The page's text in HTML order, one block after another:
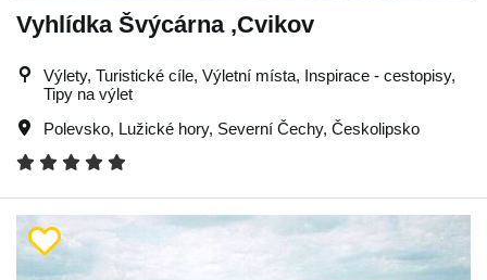
Vyhlídka Švýcárna ,Cvikov
Výlety, Turistické cíle, Výletní místa, Inspirace - cestopisy,
Tipy na výlet
Polevsko, Lužické hory, Severní Čechy, Českolipsko